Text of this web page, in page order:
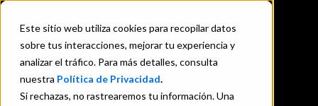
Este sitio web utiliza cookies para recopilar datos
sobre tus interacciones, mejorar tu experiencia y
analizar el tráfico. Para más detalles, consulta
nuestra Política de Privacidad.
Si rechazas, no rastrearemos tu información. Una